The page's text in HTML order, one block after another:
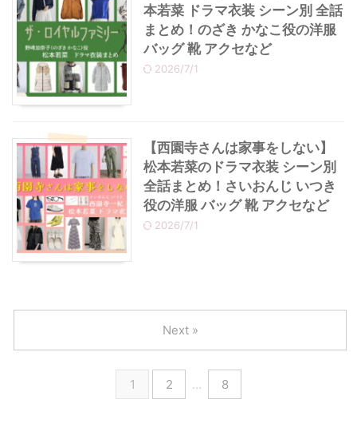
本若菜 ドラマ衣装 シーン別 全話
まとめ！のざき かなこ役の洋服
バッグ 靴 アクセなど
2026/7/1
【西園寺さんは家事をしない】
松本若菜のドラマ衣装 シーン別
全話まとめ！さいおんじ いつき
役の洋服 バッグ 靴 アクセなど
2026/7/1
1 2 … 8
Next »